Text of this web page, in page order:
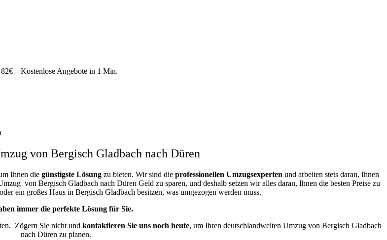
– Kostenlose Angebote in 1 Min.
von Bergisch Gladbach nach Düren
Ihnen die günstigste Lösungzu bieten. Wir sind die professionellen Umzugsexperten und arbeiten stets daran, Ihnen
von Bergisch Gladbach nach Düren Geld zu sparen, und deshalb setzen wir alles daran, Ihnen die besten Preise zu
ein großes Haus in Bergisch Gladbach besitzen, was umgezogen werden muss.
immer die perfekte Lösung für Sie.
Zögern Sie nicht und kontaktieren Sie uns noch heute, um Ihren deutschlandweiten Umzug von Bergisch Gladbach
nach Düren zu planen.